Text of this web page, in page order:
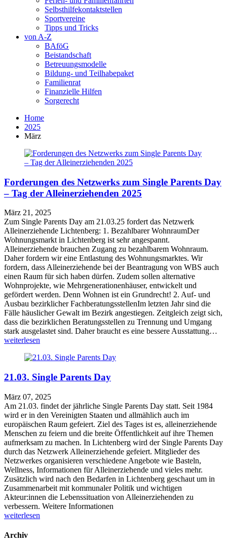
Selbsthilfekontaktstellen
Sportvereine
Tipps und Tricks
von A-Z
BAföG
Beistandschaft
Betreuungsmodelle
Bildung- und Teilhabepaket
Familienrat
Finanzielle Hilfen
Sorgerecht
Home
2025
März
Forderungen des Netzwerks zum Single Parents Day
– Tag der Alleinerziehenden 2025
März 21, 2025
Zum Single Parents Day am 21.03.25 fordert das Netzwerk
Alleinerziehende Lichtenberg: 1. Bezahlbarer WohnraumDer
Wohnungsmarkt in Lichtenberg ist sehr angespannt.
Alleinerziehende brauchen Zugang zu bezahlbarem Wohnraum.
Daher fordern wir eine Entlastung des Wohnungsmarktes. Wir
fordern, dass Alleinerziehende bei der Beantragung von WBS auch
einen Raum für sich haben dürfen. Zudem sollen alternative
Wohnprojekte, wie Mehrgenerationenhäuser, entwickelt und
gefördert werden. Denn Wohnen ist ein Grundrecht! 2. Auf- und
Ausbau bezirklicher FachberatungsstellenIm letzten Jahr sind die
Fälle häuslicher Gewalt im Bezirk angestiegen. Zeitgleich zeigt sich,
dass die bezirklichen Beratungsstellen zu Trennung und Umgang
stark ausgelastet sind. Daher braucht es eine bessere Ausstattung…
weiterlesen
21.03. Single Parents Day
März 07, 2025
Am 21.03. findet der jährliche Single Parents Day statt. Seit 1984
wird er in den Vereinigten Staaten und allmählich auch im
europäischen Raum gefeiert. Ziel des Tages ist es, alleinerziehende
Menschen zu feiern und die breite Öffentlichkeit auf ihre Themen
aufmerksam zu machen. In Lichtenberg wird der Single Parents Day
durch das Netzwerk Alleinerziehende gefeiert. Mitglieder des
Netzwerkes organisieren verschiedene Angebote wie Basteln,
Wellness, Informationen für Alleinerziehende und vieles mehr.
Zusätzlich wird nach den Bedarfen in Lichtenberg geschaut um in
Zusammenarbeit mit kommunaler Politik und wichtigen
Akteur:innen die Lebenssituation von Alleinerziehenden zu
verbessern. Weitere Informationen
weiterlesen
Archiv